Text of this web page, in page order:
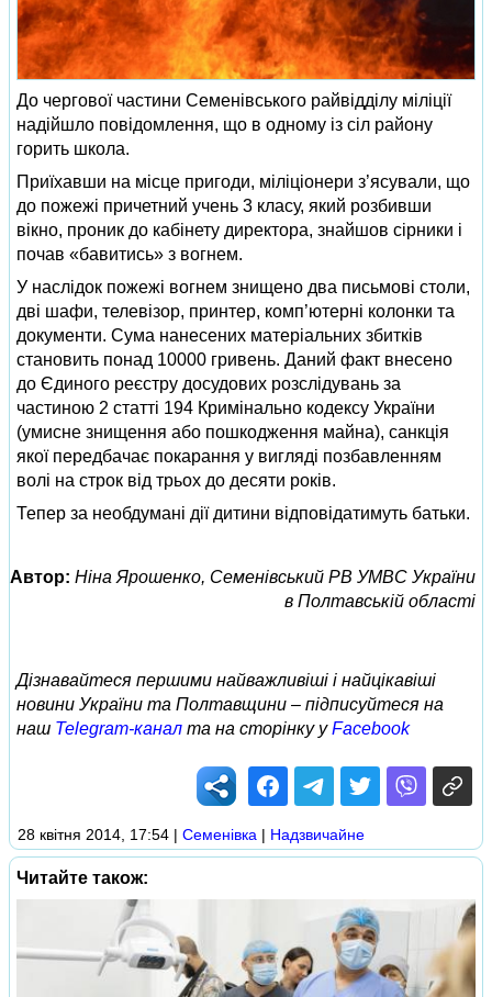
До чергової частини Семенівського райвідділу міліції
надійшло повідомлення, що в одному із сіл району
горить школа.
Приїхавши на місце пригоди, міліціонери з’ясували, що
до пожежі причетний учень 3 класу, який розбивши
вікно, проник до кабінету директора, знайшов сірники і
почав «бавитись» з вогнем.
У наслідок пожежі вогнем знищено два письмові столи,
дві шафи, телевізор, принтер, комп’ютерні колонки та
документи. Сума нанесених матеріальних збитків
становить понад 10000 гривень. Даний факт внесено
до Єдиного реєстру досудових розслідувань за
частиною 2 статті 194 Кримінально кодексу України
(умисне знищення або пошкодження майна), санкція
якої передбачає покарання у вигляді позбавленням
волі на строк від трьох до десяти років.
Тепер за необдумані дії дитини відповідатимуть батьки.
Автор: Ніна Ярошенко, Семенівський РВ УМВС України
в Полтавській області
Дізнавайтеся першими найважливіші і найцікавіші
новини України та Полтавщини – підписуйтеся на
наш Telegram-канал та на сторінку уFacebook
28 квітня 2014, 17:54 | Семенівка | Надзвичайне
Читайте також: